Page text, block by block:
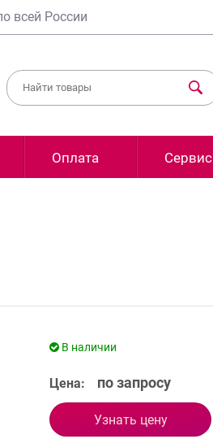
всей России
Оплата Сервис
В наличии
Цена: по запросу
Узнать цену